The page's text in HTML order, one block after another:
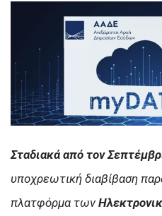
Σταδιακά από τον
υποχρεωτική διαβίβαση
πλατφόρμα των